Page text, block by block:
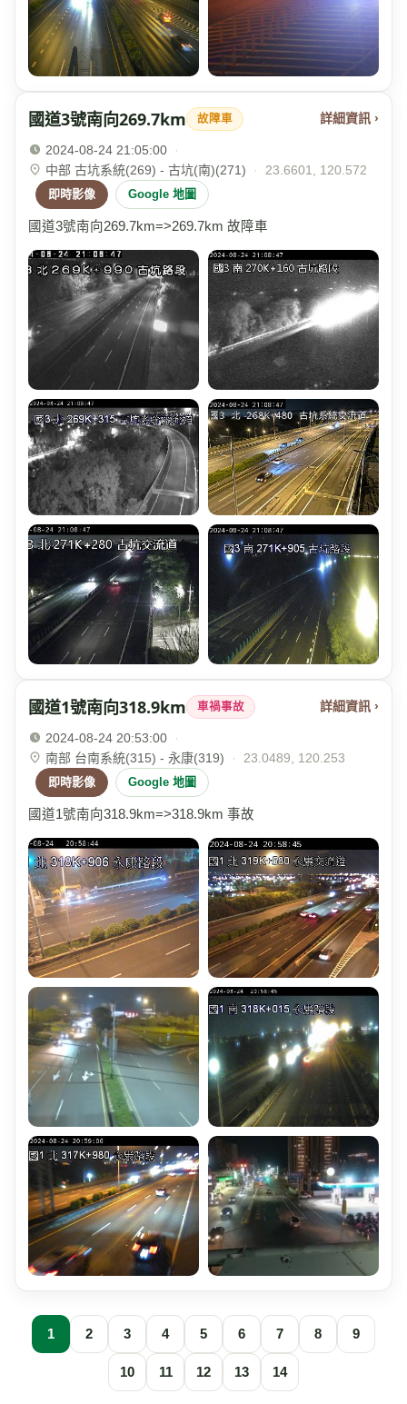
國道3號南向269.7km 故障車 詳細資訊 ›
2024-08-24 21:05:00
·
中部 古坑系統(269) - 古坑(南)(271)
· 23.6601, 120.572
即時影像 Google 地圖
國道3號南向269.7km=>269.7km 故障車
國道1號南向318.9km 車禍事故 詳細資訊 ›
2024-08-24 20:53:00
·
南部 台南系統(315) - 永康(319)
· 23.0489, 120.253
即時影像 Google 地圖
國道1號南向318.9km=>318.9km 事故
1 2 3 4 5 6 7 8 9
10 11 12 13 14